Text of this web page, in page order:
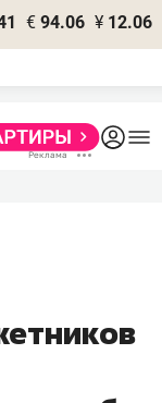
€ 94.06 ¥ 12.06